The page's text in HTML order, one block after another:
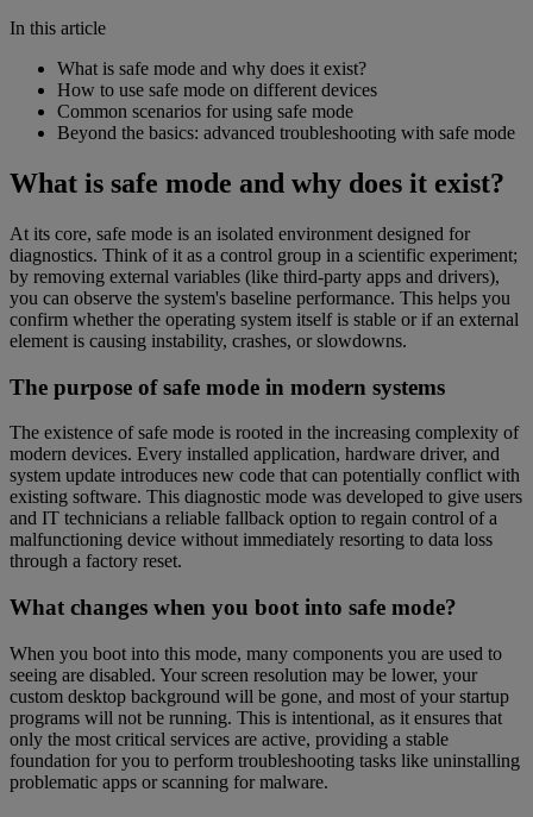
In this article
What is safe mode and why does it exist?
How to use safe mode on different devices
Common scenarios for using safe mode
Beyond the basics: advanced troubleshooting with safe mode
What is safe mode and why does it exist?
At its core, safe mode is an isolated environment designed for
diagnostics. Think of it as a control group in a scientific experiment;
by removing external variables (like third-party apps and drivers),
you can observe the system's baseline performance. This helps you
confirm whether the operating system itself is stable or if an external
element is causing instability, crashes, or slowdowns.
The purpose of safe mode in modern systems
The existence of safe mode is rooted in the increasing complexity of
modern devices. Every installed application, hardware driver, and
system update introduces new code that can potentially conflict with
existing software. This diagnostic mode was developed to give users
and IT technicians a reliable fallback option to regain control of a
malfunctioning device without immediately resorting to data loss
through a factory reset.
What changes when you boot into safe mode?
When you boot into this mode, many components you are used to
seeing are disabled. Your screen resolution may be lower, your
custom desktop background will be gone, and most of your startup
programs will not be running. This is intentional, as it ensures that
only the most critical services are active, providing a stable
foundation for you to perform troubleshooting tasks like uninstalling
problematic apps or scanning for malware.